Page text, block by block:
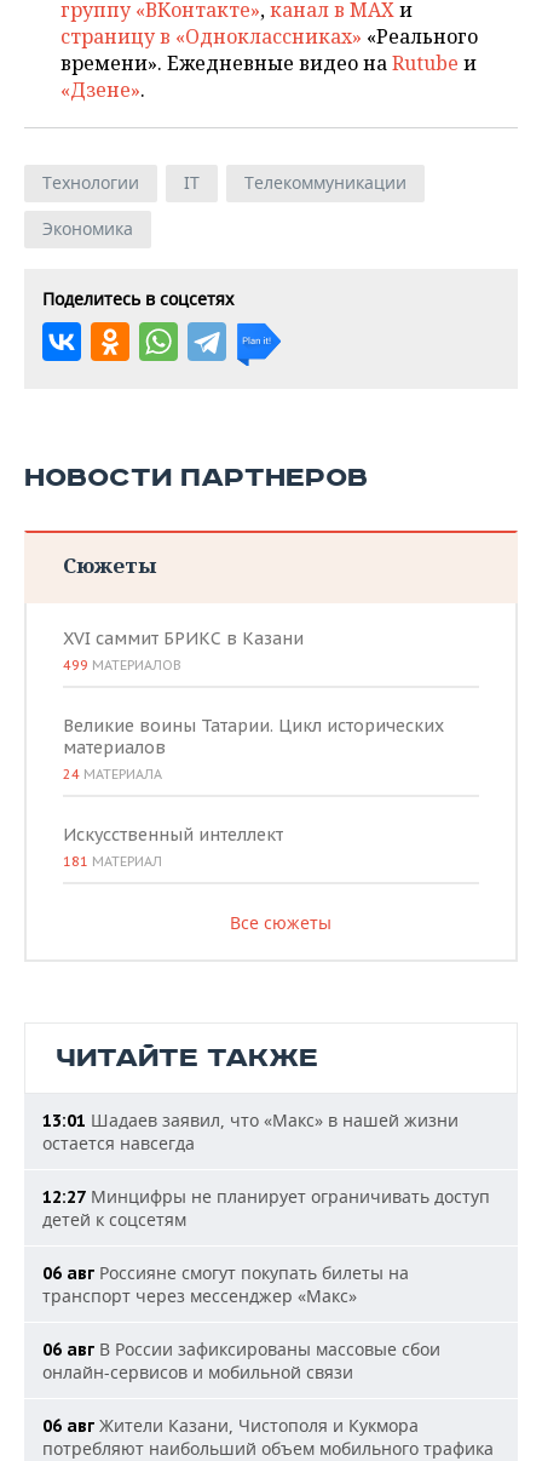
группу «ВКонтакте»,канал в MAXи
страницу в «Одноклассниках» «Реального
времени». Ежедневные видео наRutube и
«Дзене».
Технологии IT
Телекоммуникации
Экономика
Поделитесь в соцсетях
НОВОСТИ ПАРТНЕРОВ
Сюжеты
XVI саммит БРИКС в Казани
499 МАТЕРИАЛОВ
Великие воины Татарии. Цикл исторических
материалов
24 МАТЕРИАЛА
Искусственный интеллект
181 МАТЕРИАЛ
Все сюжеты
ЧИТАЙТЕ ТАКЖЕ
13:01 Шадаев заявил, что «Макс» в нашей жизни
остается навсегда
12:27 Минцифры не планирует ограничивать доступ
детей к соцсетям
06 авг Россияне смогут покупать билеты на
транспорт через мессенджер «Макс»
06 авг В России зафиксированы массовые сбои
онлайн-сервисов и мобильной связи
06 авг Жители Казани, Чистополя и Кукмора
потребляют наибольший объем мобильного трафика